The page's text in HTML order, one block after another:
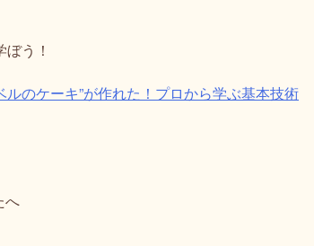
う！
のケーキ”が作れた！プロから学ぶ基本技術
へ